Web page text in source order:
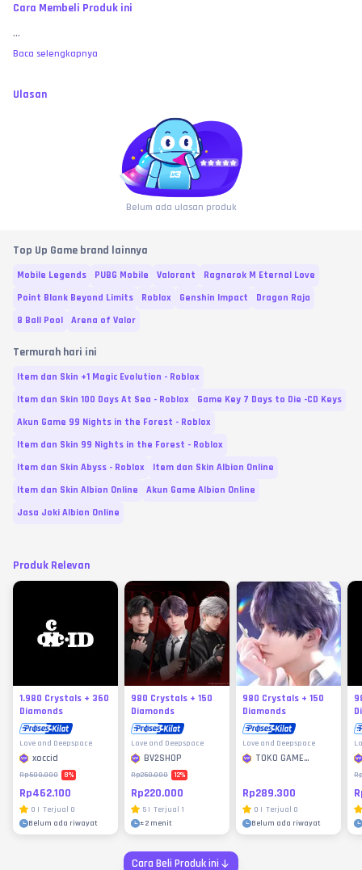
Cara Membeli Produk ini
...
Baca selengkapnya
Ulasan
Belum ada ulasan produk
Top Up Game brand lainnya
Mobile Legends PUBG Mobile Valorant
Ragnarok M Eternal Love
Point Blank Beyond Limits
Roblox Genshin Impact
Dragon Raja
8 Ball Pool
Arena of Valor
Termurah hari ini
Item dan Skin +1 Magic Evolution - Roblox
Item dan Skin 100 Days At Sea - Roblox
Game Key 7 Days to Die -CD Keys
Akun Game 99 Nights in the Forest - Roblox
Item dan Skin 99 Nights in the Forest - Roblox
Item dan Skin Abyss - Roblox
Item dan Skin Albion Online
Item dan Skin Albion Online
Akun Game Albion Online
Jasa Joki Albion Online
Produk Relevan
1.980 Crystals + 360
Diamonds
Love and Deepspace
xoccid
Rp500.000 8%
Rp462.100
0 | Terjual 0
Belum ada riwayat
980 Crystals + 150
Diamonds
Love and Deepspace
BV2SHOP
Rp250.000 12%
Rp220.000
5 | Terjual 1
±2 menit
980 Crystals + 150
Diamonds
Love and Deepspace
TOKO GAME
Rp289.300
0 | Terjual 0
Belum ada riwayat
Cara Beli Produk ini